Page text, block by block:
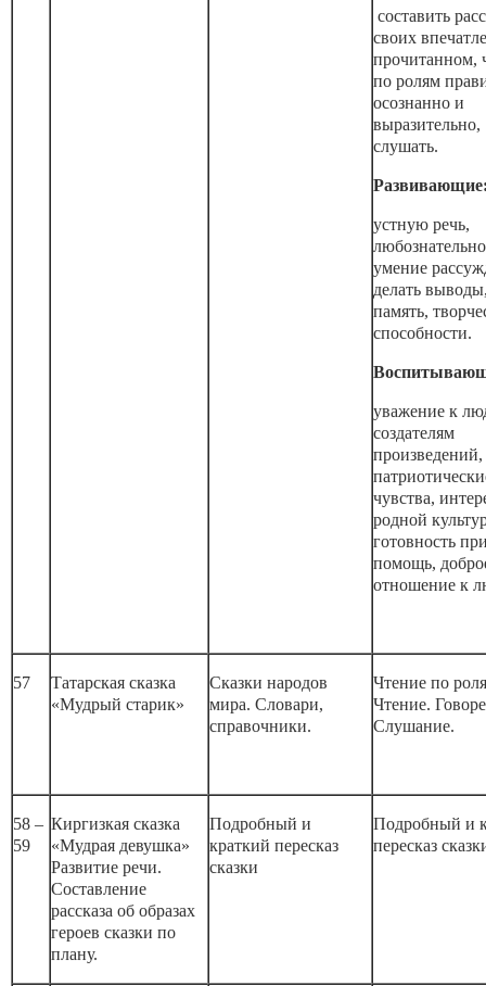
составить
своих
прочитанном,
по ролям
осознанно и
выразительно,
слушать.
устную речь,
умение
делать
память,
способности.
уважение к
создателям
произведений,
чувства,
родной
готовность
помощь,
отношение к
57
Татарская сказка
«Мудрый старик»
Сказки народов
мира. Словари,
справочники.
Чтение по
Чтение.
Слушание.
58 –
59
Киргизкая сказка
«Мудрая девушка»
Развитие речи.
Составление
рассказа об образах
героев сказки по
плану.
Подробный и
краткий пересказ
сказки
Подробный и
пересказ